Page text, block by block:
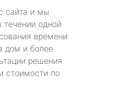
сайта и мы
одной
времени
дом и более
решения
стоимости по